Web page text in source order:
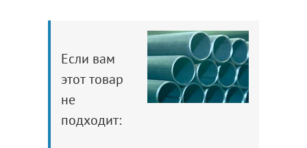
Если вам
этот товар
не
подходит: